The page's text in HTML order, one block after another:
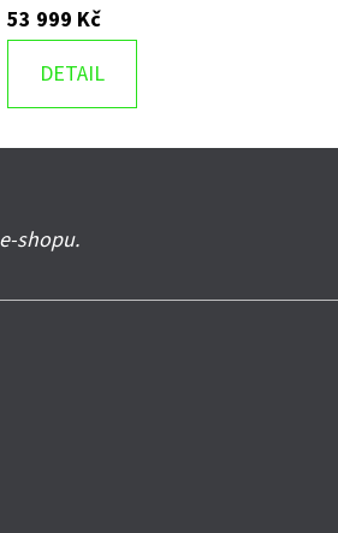
53 999 Kč
DETAIL
shopu.